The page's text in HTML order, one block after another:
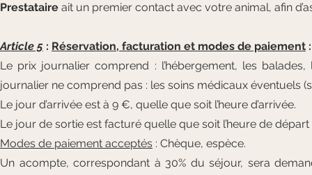
Prestataire ait un premier contact avec votre animal, afin
Article 5 : Réservation, facturation et modes de paiement :
Le prix journalier comprend : l’hébergement, les
journalier ne comprend pas : les soins médicaux éventuels
Le jour d’arrivée est à 9 €, quelle que soit l’heure d’arrivée.
Le jour de sortie est facturé quelle que soit l’heure de départ
Modes de paiement acceptés : Chèque, espèce.
Un acompte, correspondant à 30% du séjour, sera